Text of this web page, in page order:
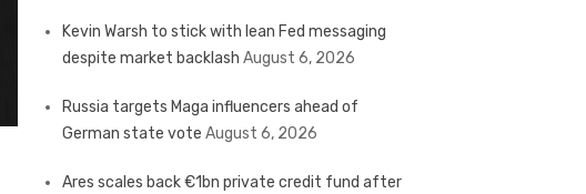
Kevin Warsh to stick with lean Fed messaging
despite market backlash August 6, 2026
Russia targets Maga influencers ahead of
German state vote August 6, 2026
Ares scales back €1bn private credit fund after